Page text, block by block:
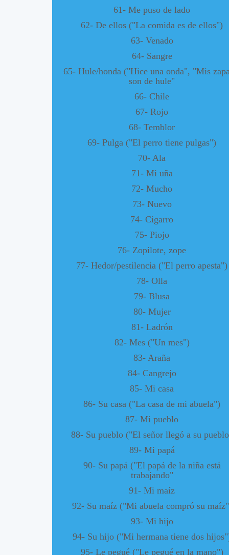
61- Me puso de lado
62- De ellos ("La comida es de ellos")
63- Venado
64- Sangre
65- Hule/honda ("Hice una onda", "Mis
son de hule"
66- Chile
67- Rojo
68- Temblor
69- Pulga ("El perro tiene pulgas")
70- Ala
71- Mi uña
72- Mucho
73- Nuevo
74- Cigarro
75- Piojo
76- Zopilote, zope
77- Hedor/pestilencia ("El perro apesta")
78- Olla
79- Blusa
80- Mujer
81- Ladrón
82- Mes ("Un mes")
83- Araña
84- Cangrejo
85- Mi casa
86- Su casa ("La casa de mi abuela")
87- Mi pueblo
88- Su pueblo ("El señor llegó a su
89- Mi papá
90- Su papá ("El papá de la niña está
trabajando"
91- Mi maíz
92- Su maíz ("Mi abuela compró su
93- Mi hijo
94- Su hijo ("Mi hermana tiene dos
95- Le pegué ("Le pegué en la mano")